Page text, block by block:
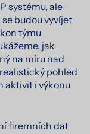
systému, ale
budou vyvíjet
týmu
jak
na míru nad
pohled
aktivit i výkonu
firemních dat